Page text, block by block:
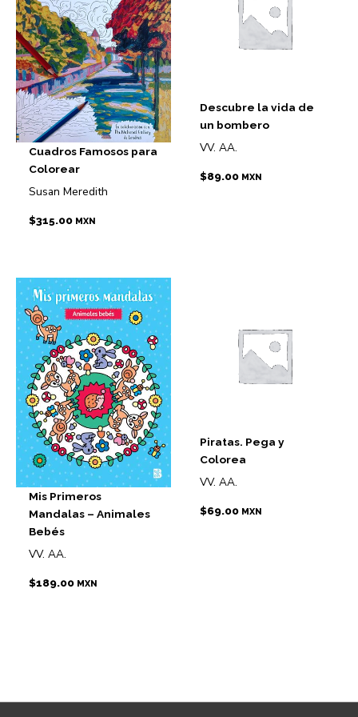
Cuadros Famosos para
Colorear
Susan Meredith
$315.00 MXN
Descubre la vida de
un bombero
VV. AA.
$89.00 MXN
Mis Primeros
Mandalas – Animales
Bebés
VV. AA.
$189.00 MXN
Piratas. Pega y
Colorea
VV. AA.
$69.00 MXN